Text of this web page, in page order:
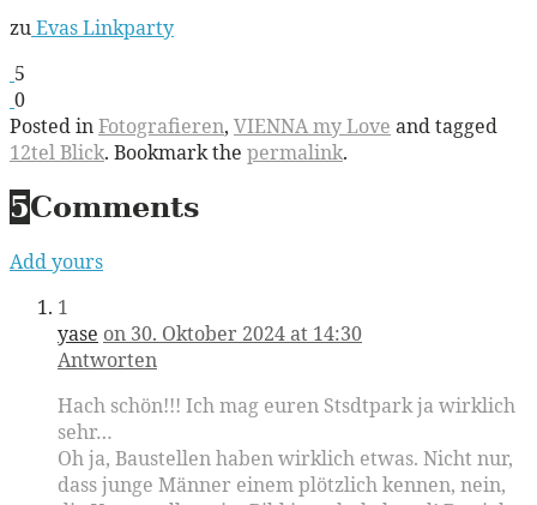
zuEvas Linkparty
5
0
Posted inFotografieren, VIENNA my Love and tagged
12tel Blick. Bookmark the permalink.
5Comments
Add yours
1
yase on 30. Oktober 2024 at 14:30
Antworten
Hach schön!!! Ich mag euren Stsdtpark ja wirklich
sehr…
Oh ja, Baustellen haben wirklich etwas. Nicht nur,
dass junge Männer einem plötzlich kennen, nein,